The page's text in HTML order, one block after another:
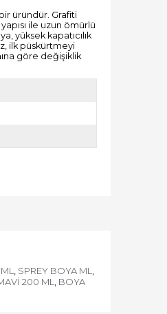
üründür. Grafiti
ile uzun ömürlü
yüksek kapatıcılık
ilk püskürtmeyi
göre değişiklik
, SPREY BOYA ML ,
200 ML , BOYA